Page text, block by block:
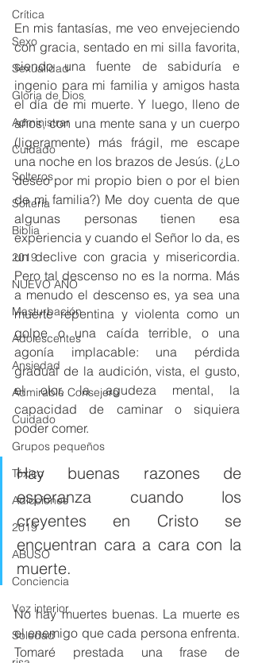
Crítica
Sexo
Sexualidad
Gloria de Dios
Administrar
Cuidado
Solteros
Soltería
Biblia
2019
NUEVO AÑO
Masturbación
Adolescentes
Ansiedad
Admirable Consejero
Cuidado
Grupos pequeños
Tóxico
Adicciones
2019
ABUSO
Conciencia
Voz interior
Soledad
En mis fantasías, me veo envejeciendo
con gracia, sentado en mi silla favorita,
siendo una fuente de sabiduría e
ingenio para mi familia y amigos hasta
el día de mi muerte. Y luego, lleno de
años, con una mente sana y un cuerpo
(ligeramente) más frágil, me escape
una noche en los brazos de Jesús. (¿Lo
deseo por mi propio bien o por el bien
de mi familia?) Me doy cuenta de que
algunas personas tienen esa
experiencia y cuando el Señor lo da, es
un declive con gracia y misericordia.
Pero tal descenso no es la norma. Más
a menudo el descenso es, ya sea una
muerte repentina y violenta como un
golpe o una caída terrible, o una
agonía implacable: una pérdida
gradual de la audición, vista, el gusto,
el olor, la agudeza mental, la
capacidad de caminar o siquiera
poder comer.
Hay buenas razones de
esperanza cuando los
creyentes en Cristo se
encuentran cara a cara con la
muerte.
No hay muertes buenas. La muerte es
el enemigo que cada persona enfrenta.
Tomaré prestada una frase de